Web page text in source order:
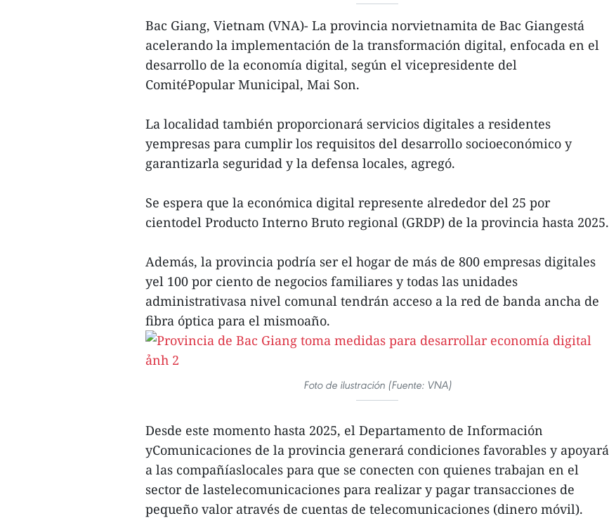
Bac Giang, Vietnam (VNA)- La provincia norvietnamita de Bac Giangestá
acelerando la implementación de la transformación digital, enfocada en el
desarrollo de la economía digital, según el vicepresidente del
ComitéPopular Municipal, Mai Son.
La localidad también proporcionará servicios digitales a residentes
yempresas para cumplir los requisitos del desarrollo socioeconómico y
garantizarla seguridad y la defensa locales, agregó.
Se espera que la económica digital represente alrededor del 25 por
cientodel Producto Interno Bruto regional (GRDP) de la provincia hasta 2025.
Además, la provincia podría ser el hogar de más de 800 empresas digitales
yel 100 por ciento de negocios familiares y todas las unidades
administrativasa nivel comunal tendrán acceso a la red de banda ancha de
fibra óptica para el mismoaño.
Foto de ilustración (Fuente: VNA)
Desde este momento hasta 2025, el Departamento de Información
yComunicaciones de la provincia generará condiciones favorables y apoyará
a las compañíaslocales para que se conecten con quienes trabajan en el
sector de lastelecomunicaciones para realizar y pagar transacciones de
pequeño valor através de cuentas de telecomunicaciones (dinero móvil).